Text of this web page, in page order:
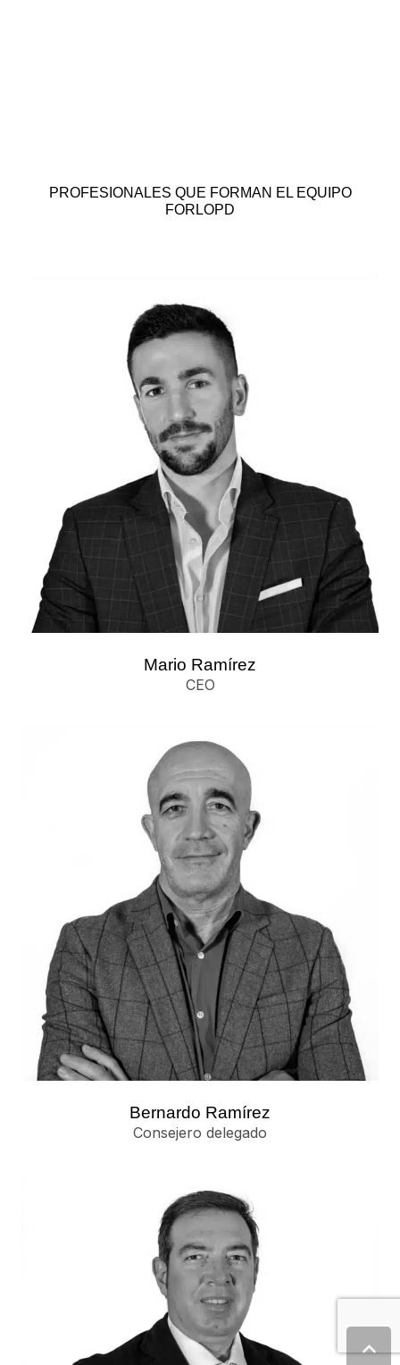
PROFESIONALES QUE FORMAN EL EQUIPO
FORLOPD
Mario Ramírez
CEO
Bernardo Ramírez
Consejero delegado